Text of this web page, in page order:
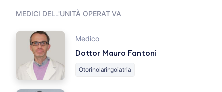
MEDICI DELL'UNITÀ OPERATIVA
Medico
Dottor Mauro Fantoni
Otorinolaringoiatria